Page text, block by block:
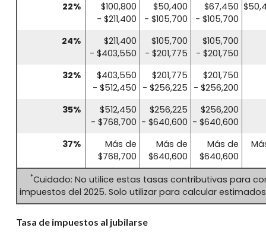
22%
$100,800
- $211,400
$50,400
- $105,700
$67,450
- $105,700
24%
$211,400
- $403,550
$105,700
- $201,775
$105,700
- $201,750
32%
$403,550
- $512,450
$201,775
- $256,225
$201,750
- $256,200
35%
$512,450
- $768,700
$256,225
- $640,600
$256,200
- $640,600
37%
Más de
$768,700
Más de
$640,600
Más de
$640,600
*Cuidado: No utilice estas tasas contributivas para
impuestos del 2025. Solo utilizar para calcular
Tasa de impuestos al jubilarse